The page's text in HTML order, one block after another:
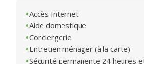
Accès Internet
Aide domestique
Conciergerie
Entretien ménager (à la carte)
Sécurité permanente 24 heures